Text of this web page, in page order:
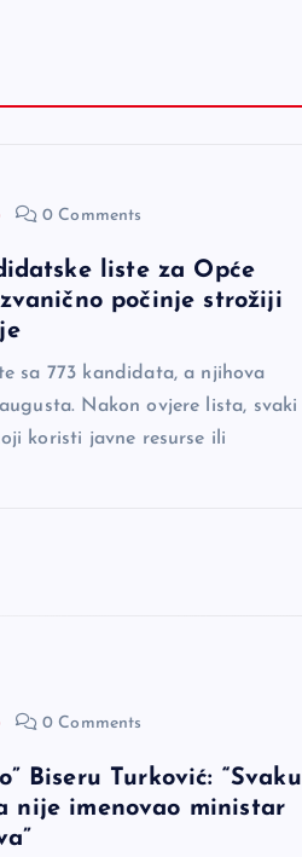
0 Comments
liste za Opće
počinje strožiji
sa 773 kandidata, a njihova
Nakon ovjere lista, svaki
koristi javne resurse ili
0 Comments
Biseru Turković: “Svaku
nije imenovao ministar